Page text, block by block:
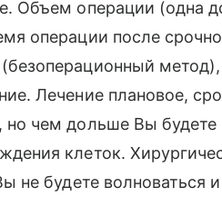
Объем операции (одна
операции после
Лечение плановое,
но чем дольше Вы
клеток.
не будете волноваться